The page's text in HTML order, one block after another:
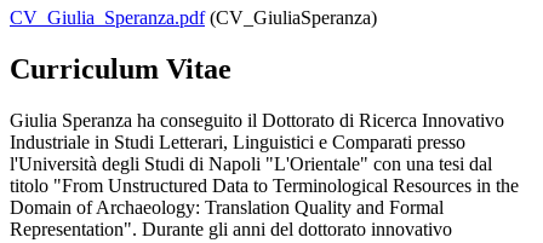
CV_Giulia_Speranza.pdf(CV_GiuliaSperanza)
Curriculum Vitae
Giulia Speranza ha conseguito il Dottorato di Ricerca Innovativo
Industriale in Studi Letterari, Linguistici e Comparati presso
l'Università degli Studi di Napoli "L'Orientale" con una tesi dal
titolo "From Unstructured Data to Terminological Resources in the
Domain of Archaeology: Translation Quality and Formal
Representation". Durante gli anni del dottorato innovativo